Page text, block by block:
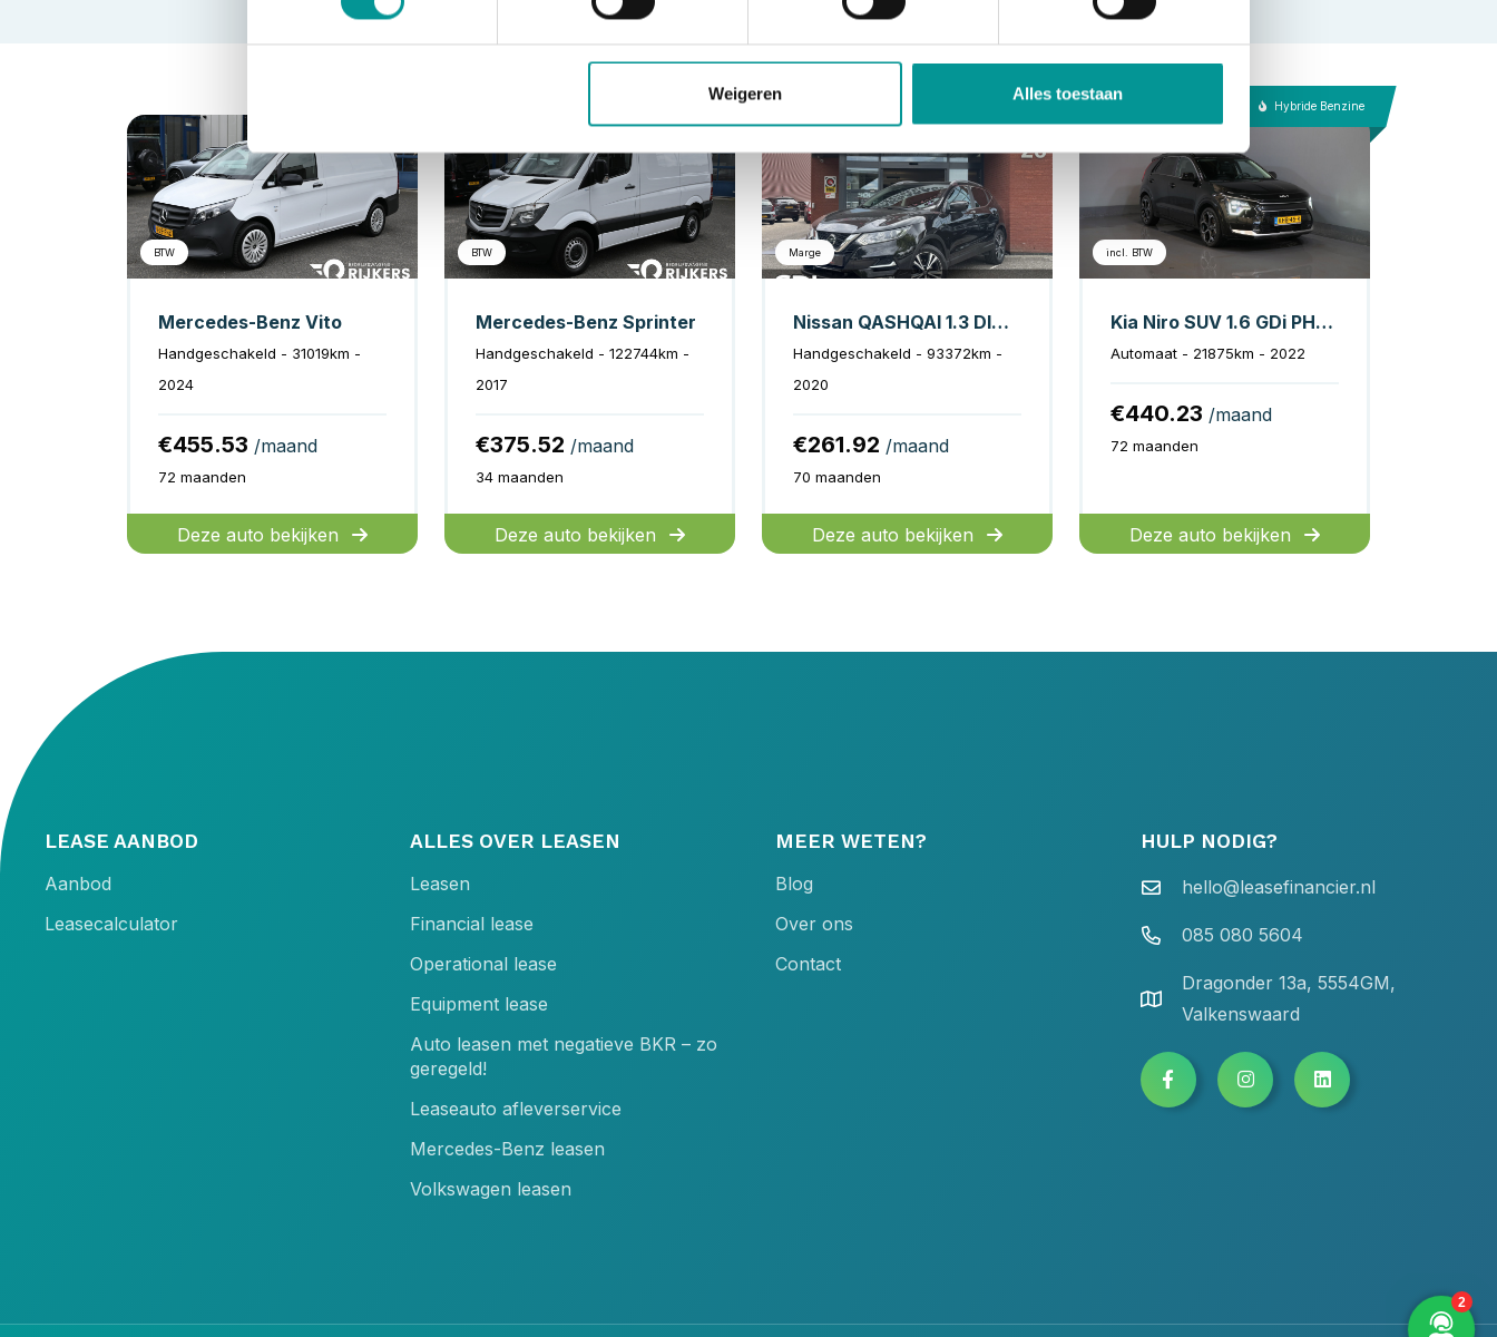
Weigeren Alles toestaan
BTW
Mercedes-Benz Vito
Handgeschakeld - 31019km -
2024
€455.53 /maand
72 maanden
Deze auto bekijken
BTW
Mercedes-Benz Sprinter
Handgeschakeld - 122744km -
2017
€375.52 /maand
34 maanden
Deze auto bekijken
Marge
Nissan QASHQAI 1.3 DIG-T N-Connecta 160PK!! // NAVI // CLIMA // CAMERA // CRUISE // PANO DAK // TREKHAAK!! //
Handgeschakeld - 93372km -
2020
€261.92 /maand
70 maanden
Deze auto bekijken
Hybride Benzine
incl. BTW
Kia Niro SUV 1.6 GDi PHEV Executive Line Harman Kardon/ Stoelvent./ 18" LMV/ Head Up/ Elek.Klep/ Memory/ Adapt.Cruise/ Stoelverw./ Carplay/ S
Automaat - 21875km - 2022
€440.23 /maand
72 maanden
Deze auto bekijken
LEASE AANBOD
Aanbod
Leasecalculator
ALLES OVER LEASEN
Leasen
Financial lease
Operational lease
Equipment lease
Auto leasen met negatieve BKR – zo
geregeld!
Leaseauto afleverservice
Mercedes-Benz leasen
Volkswagen leasen
MEER WETEN?
Blog
Over ons
Contact
HULP NODIG?
hello@leasefinancier.nl
085 080 5604
Dragonder 13a, 5554GM,
Valkenswaard